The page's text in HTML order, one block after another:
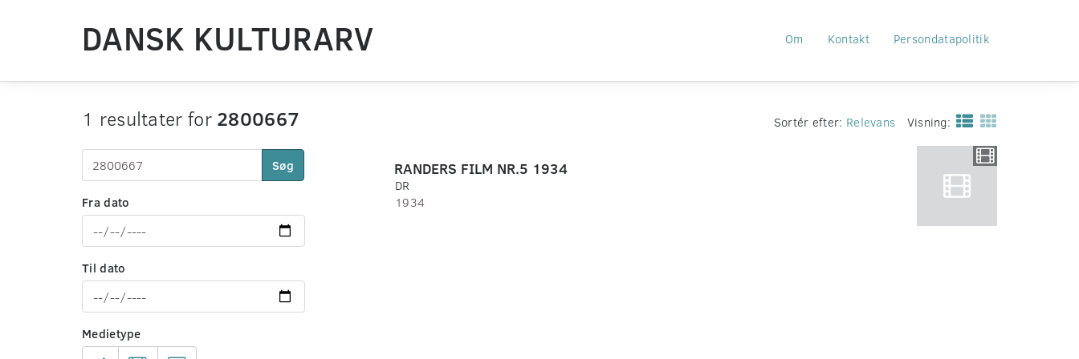
DANSK KULTURARV Om Kontakt Persondatapolitik
1 resultater for 2800667
Søg
Fra dato
Til dato
Medietype
Sortér efter: Relevans Visning:
RANDERS FILM NR.5 1934
DR
1934